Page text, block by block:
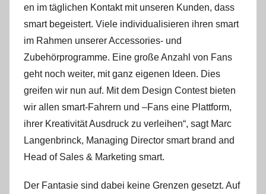
en im täglichen Kontakt mit unseren Kunden, dass
smart begeistert. Viele individualisieren ihren smart
im Rahmen unserer Accessories- und
Zubehörprogramme. Eine große Anzahl von Fans
geht noch weiter, mit ganz eigenen Ideen. Dies
greifen wir nun auf. Mit dem Design Contest bieten
wir allen smart-Fahrern und –Fans eine Plattform,
ihrer Kreativität Ausdruck zu verleihen“, sagt Marc
Langenbrinck, Managing Director smart brand and
Head of Sales & Marketing smart.
Der Fantasie sind dabei keine Grenzen gesetzt. Auf